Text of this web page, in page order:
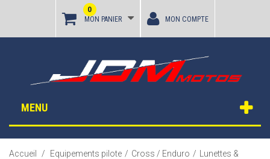
MON PANIER
0
MON COMPTE
MENU
Accueil / Equipements pilote / Cross / Enduro /
Lunettes &